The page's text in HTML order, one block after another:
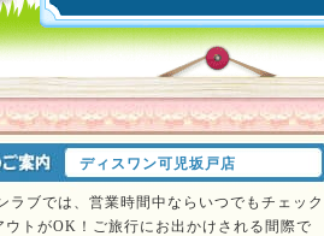
ディスワン可児坂戸店
ラブでは、営業時間中ならいつでもチェック
ウトがOK！ご旅行にお出かけされる間際で